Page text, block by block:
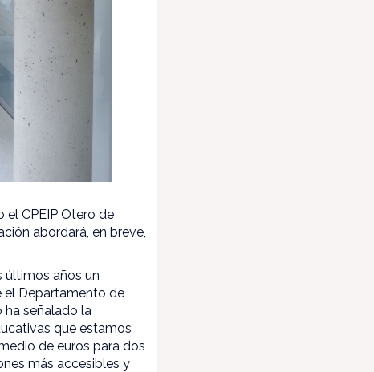
el CPEIP Otero de
abordará, en breve,
últimos años un
el Departamento de
ha señalado la
que estamos
de euros para dos
más accesibles y